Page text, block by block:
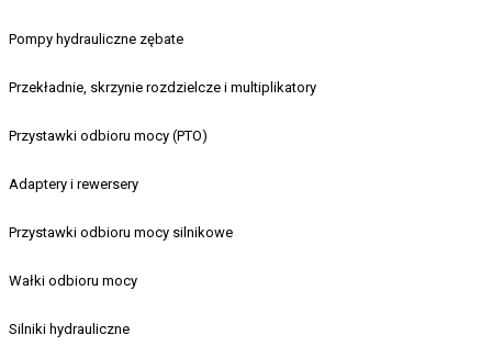
Pompy hydrauliczne zębate
Przekładnie, skrzynie rozdzielcze i multiplikatory
Przystawki odbioru mocy (PTO)
Adaptery i rewersery
Przystawki odbioru mocy silnikowe
Wałki odbioru mocy
Silniki hydrauliczne